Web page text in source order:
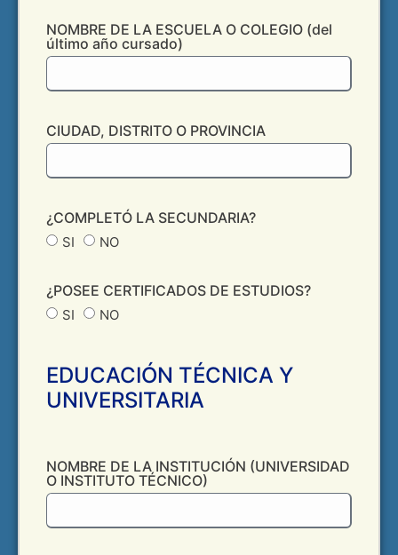
NOMBRE DE LA ESCUELA O COLEGIO (del
último año cursado)
CIUDAD, DISTRITO O PROVINCIA
¿COMPLETÓ LA SECUNDARIA?
SI NO
¿POSEE CERTIFICADOS DE ESTUDIOS?
SI NO
EDUCACIÓN TÉCNICA Y
UNIVERSITARIA
NOMBRE DE LA INSTITUCIÓN (UNIVERSIDAD
O INSTITUTO TÉCNICO)